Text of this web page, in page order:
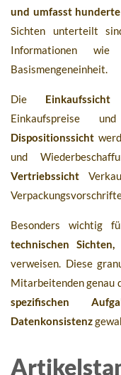
und umfasst
Sichten unterteilt
Informationen wie
Basismengeneinheit.
Die Einkaufssicht
Einkaufspreise
Dispositionssicht
und
Vertriebssicht
Besonders wichtig
technischen Sichten,
verweisen. Diese
Mitarbeitenden genau
spezifischen
Datenkonsistenz